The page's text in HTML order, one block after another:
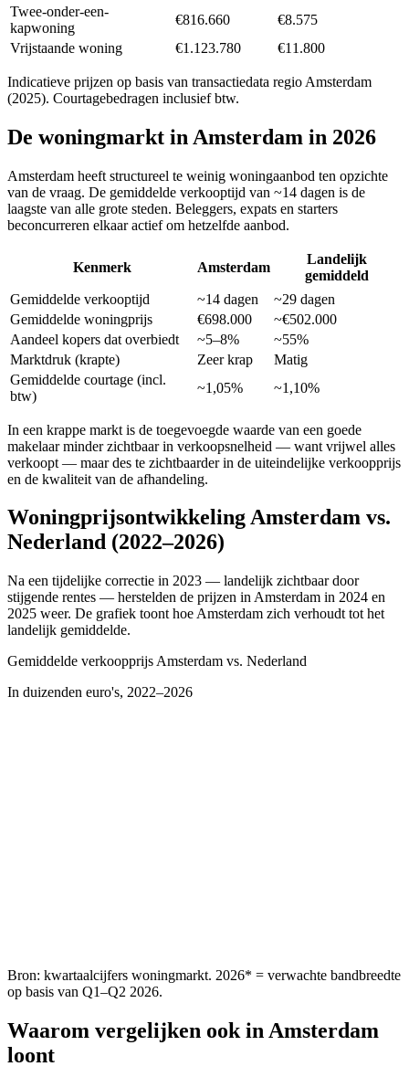
Twee-onder-een-
kapwoning
€816.660
€8.575
Vrijstaande woning
€1.123.780 €11.800
Indicatieve prijzen op basis van transactiedata regio Amsterdam
(2025). Courtagebedragen inclusief btw.
De woningmarkt in Amsterdam in 2026
Amsterdam heeft structureel te weinig woningaanbod ten opzichte
van de vraag. De gemiddelde verkooptijd van ~14 dagen is de
laagste van alle grote steden. Beleggers, expats en starters
beconcurreren elkaar actief om hetzelfde aanbod.
Kenmerk Amsterdam
Landelijk
gemiddeld
Gemiddelde verkooptijd
~14 dagen
~29 dagen
Gemiddelde woningprijs
€698.000
~€502.000
Aandeel kopers dat overbiedt
~5–8%
~55%
Marktdruk (krapte)
Zeer krap
Matig
Gemiddelde courtage (incl.
btw)
~1,05% ~1,10%
In een krappe markt is de toegevoegde waarde van een goede
makelaar minder zichtbaar in verkoopsnelheid — want vrijwel alles
verkoopt — maar des te zichtbaarder in de uiteindelijke verkoopprijs
en de kwaliteit van de afhandeling.
WoningprijsontwikkelingAmsterdam vs.
Nederland (2022–2026)
Na een tijdelijke correctie in 2023 — landelijk zichtbaar door
stijgende rentes — herstelden de prijzen in Amsterdam in 2024 en
2025 weer. De grafiek toont hoe Amsterdam zich verhoudt tot het
landelijk gemiddelde.
Gemiddelde verkoopprijs Amsterdam vs. Nederland
In duizenden euro's, 2022–2026
Bron: kwartaalcijfers woningmarkt. 2026* = verwachte bandbreedte
op basis van Q1–Q2 2026.
Waarom vergelijken ook inAmsterdam
loont